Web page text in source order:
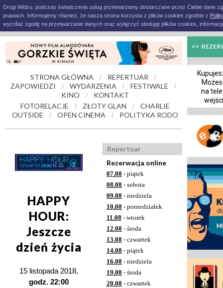
Drogi Widzu, podczas świadczenia usług przetwarzamy dostarczane przez Ciebie dane
prawach. Informujemy również, że nasza strona korzysta z plików cookies zgodnie z
wycofać zgodę na przetwarzanie danych oraz wyłączyć obsługę plików cookies,
STRONA GŁÓWNA / REPERTUAR /
ZAPOWIEDZI / WYDARZENIA / FESTIWALE /
KINO /
KONTAKT
FOTORELACJE
/ ZŁOTY GLAN /
CHARLIE
OUTSIDE
/ OPEN CINEMA / POLITYKA RODO
HAPPY
HOUR:
Jeszcze
dzień życia
15 listopada 2018,
godz. 22:00
Repertuar
Rezerwacja online
07.08 - piątek
08.08 - sobota
09.08 - niedziela
10.08 - poniedziałek
11.08 - wtorek
12.08 - środa
13.08 - czwartek
14.08 - piątek
16.08 - niedziela
19.08 - środa
20.08 - czwartek
na